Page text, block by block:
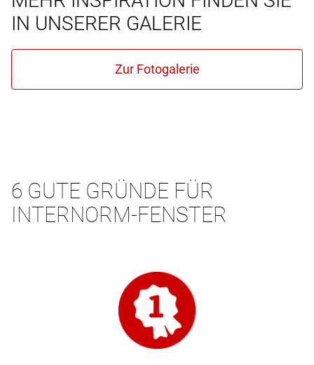
IN UNSERER GALERIE
6 GUTE GRÜNDE FÜR
INTERNORM-FENSTER